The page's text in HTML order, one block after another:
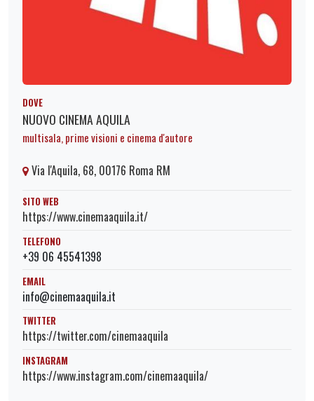
DOVE
NUOVO CINEMA AQUILA
multisala, prime visioni e cinema d'autore
Via l'Aquila, 68, 00176 Roma RM
SITO WEB
https://www.cinemaaquila.it/
TELEFONO
+39 06 45541398
EMAIL
info@cinemaaquila.it
TWITTER
https://twitter.com/cinemaaquila
INSTAGRAM
https://www.instagram.com/cinemaaquila/